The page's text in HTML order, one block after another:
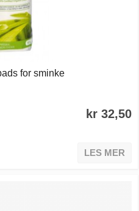
for sminke
kr 32,50
LES MER